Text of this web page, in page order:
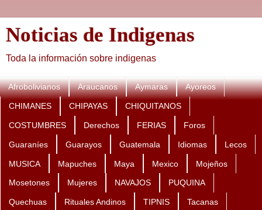
Noticias de Indigenas
Toda la información sobre indigenas
Afrobolivianos Araucanos Aymaras Ayoreos
CHIMANES CHIPAYAS CHIQUITANOS
COSTUMBRES Derechos FERIAS Foros
Guaraníes Guarayos Guatemala Idiomas Lecos
MUSICA Mapuches Maya Mexico Mojeños
Mosetones Mujeres NAVAJOS PUQUINA
Quechuas Rituales Andinos TIPNIS Tacanas